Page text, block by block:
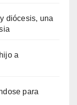
diócesis, una
a
para